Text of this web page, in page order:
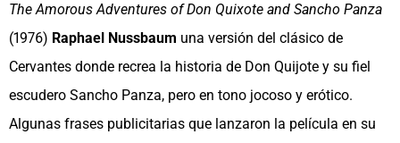
The Amorous Adventures of Don Quixote and Sancho Panza
(1976) Raphael Nussbaum una versión del clásico de
Cervantes donde recrea la historia de Don Quijote y su fiel
escudero Sancho Panza, pero en tono jocoso y erótico.
Algunas frases publicitarias que lanzaron la película en su